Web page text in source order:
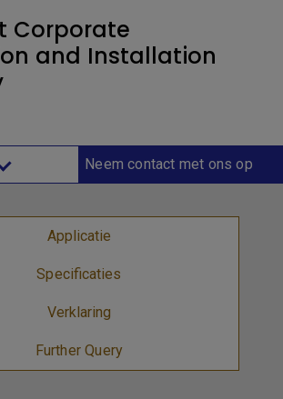
Corporate
and Installation
Neem contact met ons op
Applicatie
Specificaties
Verklaring
Further Query